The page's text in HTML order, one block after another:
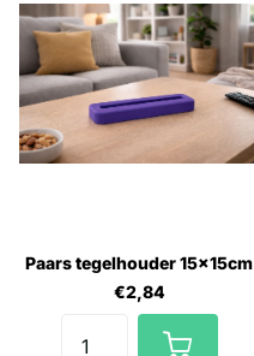
Paars tegelhouder 15x15cm
€2,84